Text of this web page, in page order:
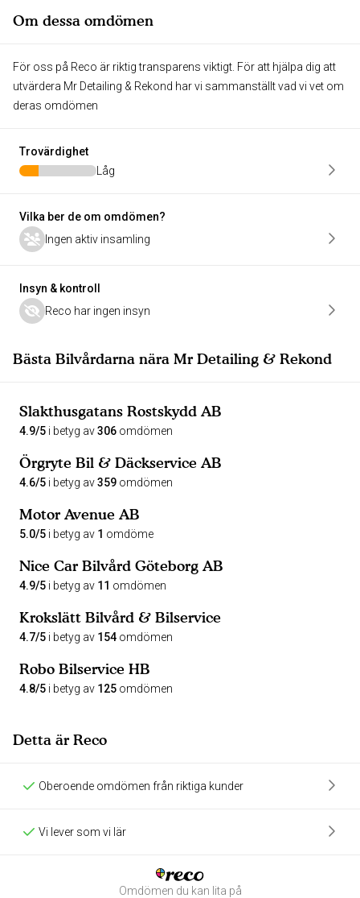
Om dessa omdömen
För oss på Reco är riktig transparens viktigt. För att hjälpa dig att
utvärdera Mr Detailing & Rekond har vi sammanställt vad vi vet om
deras omdömen
Trovärdighet
Låg
Vilka ber de om omdömen?
Ingen aktiv insamling
Insyn & kontroll
Reco har ingen insyn
Bästa Bilvårdarna nära Mr Detailing & Rekond
Slakthusgatans Rostskydd AB
4.9/5 i betyg av306 omdömen
Örgryte Bil & Däckservice AB
4.6/5 i betyg av359 omdömen
Motor Avenue AB
5.0/5 i betyg av 1 omdöme
Nice Car Bilvård Göteborg AB
4.9/5 i betyg av 11 omdömen
Krokslätt Bilvård & Bilservice
4.7/5 i betyg av 154 omdömen
Robo Bilservice HB
4.8/5 i betyg av 125 omdömen
Detta är Reco
Oberoende omdömen från riktiga kunder
Vi lever som vi lär
Omdömen du kan lita på